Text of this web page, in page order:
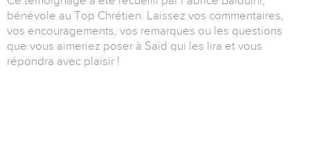
bénévole au Top Chrétien. Laissez vos commentaires,
vos encouragements, vos remarques ou les questions
que vous aimeriez poser à Saïd qui les lira et vous
répondra avec plaisir !